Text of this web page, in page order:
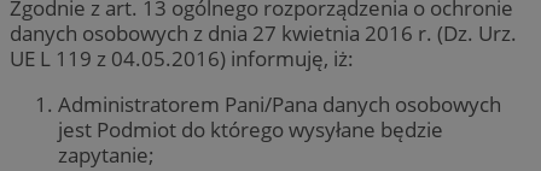
Zgodnie z art. 13 ogólnego rozporządzenia o ochronie
danych osobowych z dnia 27 kwietnia 2016 r. (Dz. Urz.
UE L 119 z 04.05.2016) informuję, iż:
Administratorem Pani/Pana danych osobowych
jest Podmiot do którego wysyłane będzie
zapytanie;